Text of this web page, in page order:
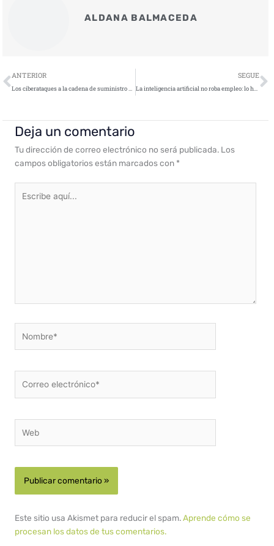
ALDANA BALMACEDA
Ant
ANTERIOR
Los ciberataques a la cadena de suministro se duplican en 2025
SEGUE
La inteligencia artificial no roba empleo: lo hace más eficaz y más seguro
Deja un comentario
Tu dirección de correo electrónico no será publicada. Los
campos obligatorios están marcados con *
aquí...
electrónico*
Este sitio usa Akismet para reducir el spam.Aprende cómo se
procesan los datos de tus comentarios.